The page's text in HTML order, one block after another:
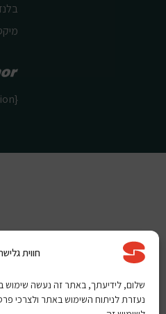
חווית
נעזרת לניתוח השימוש באתר ולצרכי